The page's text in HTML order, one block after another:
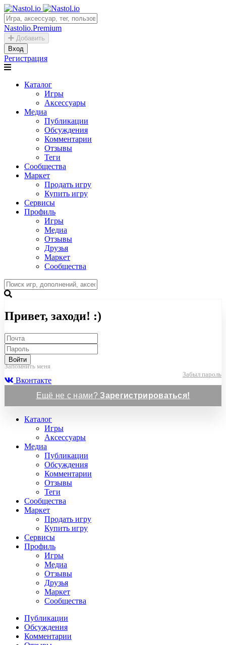
Nastolio.Premium
Добавить
Вход
Регистрация
Каталог
Игры
Аксессуары
Медиа
Публикации
Обсуждения
Комментарии
Отзывы
Теги
Сообщества
Маркет
Продать игру
Купить игру
Сервисы
Профиль
Игры
Медиа
Отзывы
Друзья
Маркет
Сообщества
Привет, заходи! :)
Войти
Запомнить меня
Забыл пароль
Вконтакте
Ещё не с нами?Зарегистрироваться!
Каталог
Игры
Аксессуары
Медиа
Публикации
Обсуждения
Комментарии
Отзывы
Теги
Сообщества
Маркет
Продать игру
Купить игру
Сервисы
Профиль
Игры
Медиа
Отзывы
Друзья
Маркет
Сообщества
Публикации
Обсуждения
Комментарии